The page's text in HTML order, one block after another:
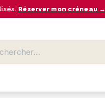
Réserver mon créneau →